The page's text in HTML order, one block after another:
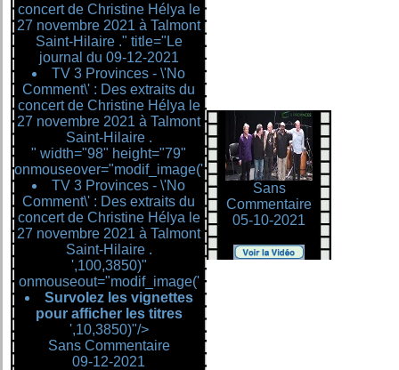
concert de Christine Hélya le
27 novembre 2021 à Talmont
Saint-Hilaire ." title="Le
journal du 09-12-2021
TV 3 Provinces - \'No
Comment\' : Des extraits du
concert de Christine Hélya le
27 novembre 2021 à Talmont
Saint-Hilaire .
" width="98" height="79"
onmouseover="modif_image('
TV 3 Provinces - \'No
Comment\' : Des extraits du
concert de Christine Hélya le
27 novembre 2021 à Talmont
Saint-Hilaire .
',100,3850)"
onmouseout="modif_image('
Survolez les vignettes
pour afficher les titres
',10,3850)"/>
Sans Commentaire
09-12-2021
Sans
Commentaire
05-10-2021